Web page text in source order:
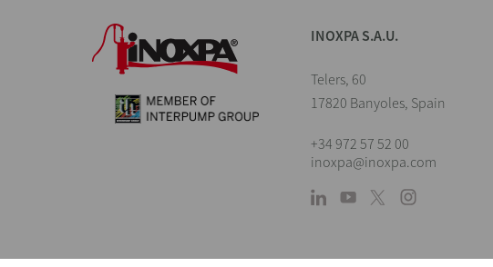
INOXPA S.A.U.
Telers, 60
17820 Banyoles, Spain
+34 972 57 52 00
inoxpa@inoxpa.com